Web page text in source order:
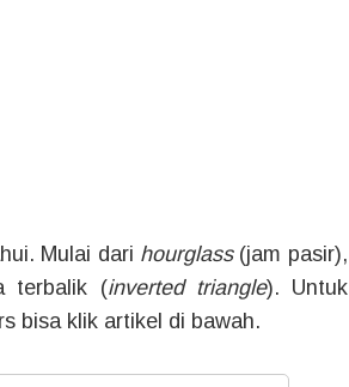
Mulai dari hourglass(jam pasir),
terbalik (inverted triangle). Untuk
bisa klik artikel di bawah.